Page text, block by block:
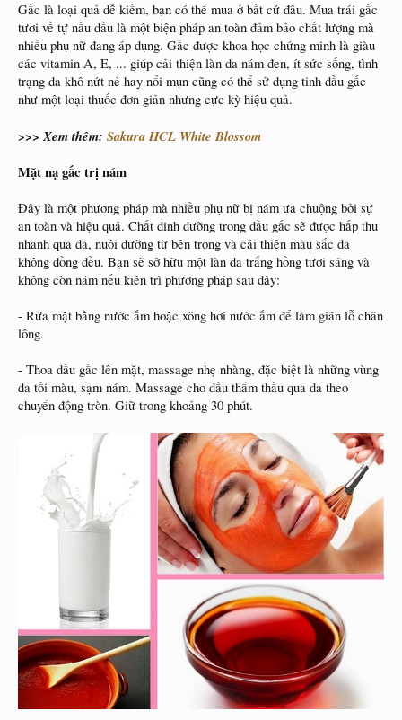
Gấc là loại quả dễ kiếm, bạn có thể mua ở bất cứ đâu. Mua trái gấc
tươi về tự nấu dầu là một biện pháp an toàn đảm bảo chất lượng mà
nhiều phụ nữ đang áp dụng. Gấc được khoa học chứng minh là giàu
các vitamin A, E, ... giúp cải thiện làn da nám đen, ít sức sống, tình
trạng da khô nứt nẻ hay nổi mụn cũng có thể sử dụng tinh dầu gấc
như một loại thuốc đơn giản nhưng cực kỳ hiệu quả.
>>> Xem thêm: Sakura HCL White Blossom
Mặt nạ gấc trị nám
Đây là một phương pháp mà nhiều phụ nữ bị nám ưa chuộng bởi sự
an toàn và hiệu quả. Chất dinh dưỡng trong dầu gấc sẽ được hấp thu
nhanh qua da, nuôi dưỡng từ bên trong và cải thiện màu sắc da
không đồng đều. Bạn sẽ sở hữu một làn da trắng hồng tươi sáng và
không còn nám nếu kiên trì phương pháp sau đây:
- Rửa mặt bằng nước ấm hoặc xông hơi nước ấm để làm giãn lỗ chân
lông.
- Thoa dầu gấc lên mặt, massage nhẹ nhàng, đặc biệt là những vùng
da tối màu, sạm nám. Massage cho dầu thẩm thấu qua da theo
chuyển động tròn. Giữ trong khoảng 30 phút.